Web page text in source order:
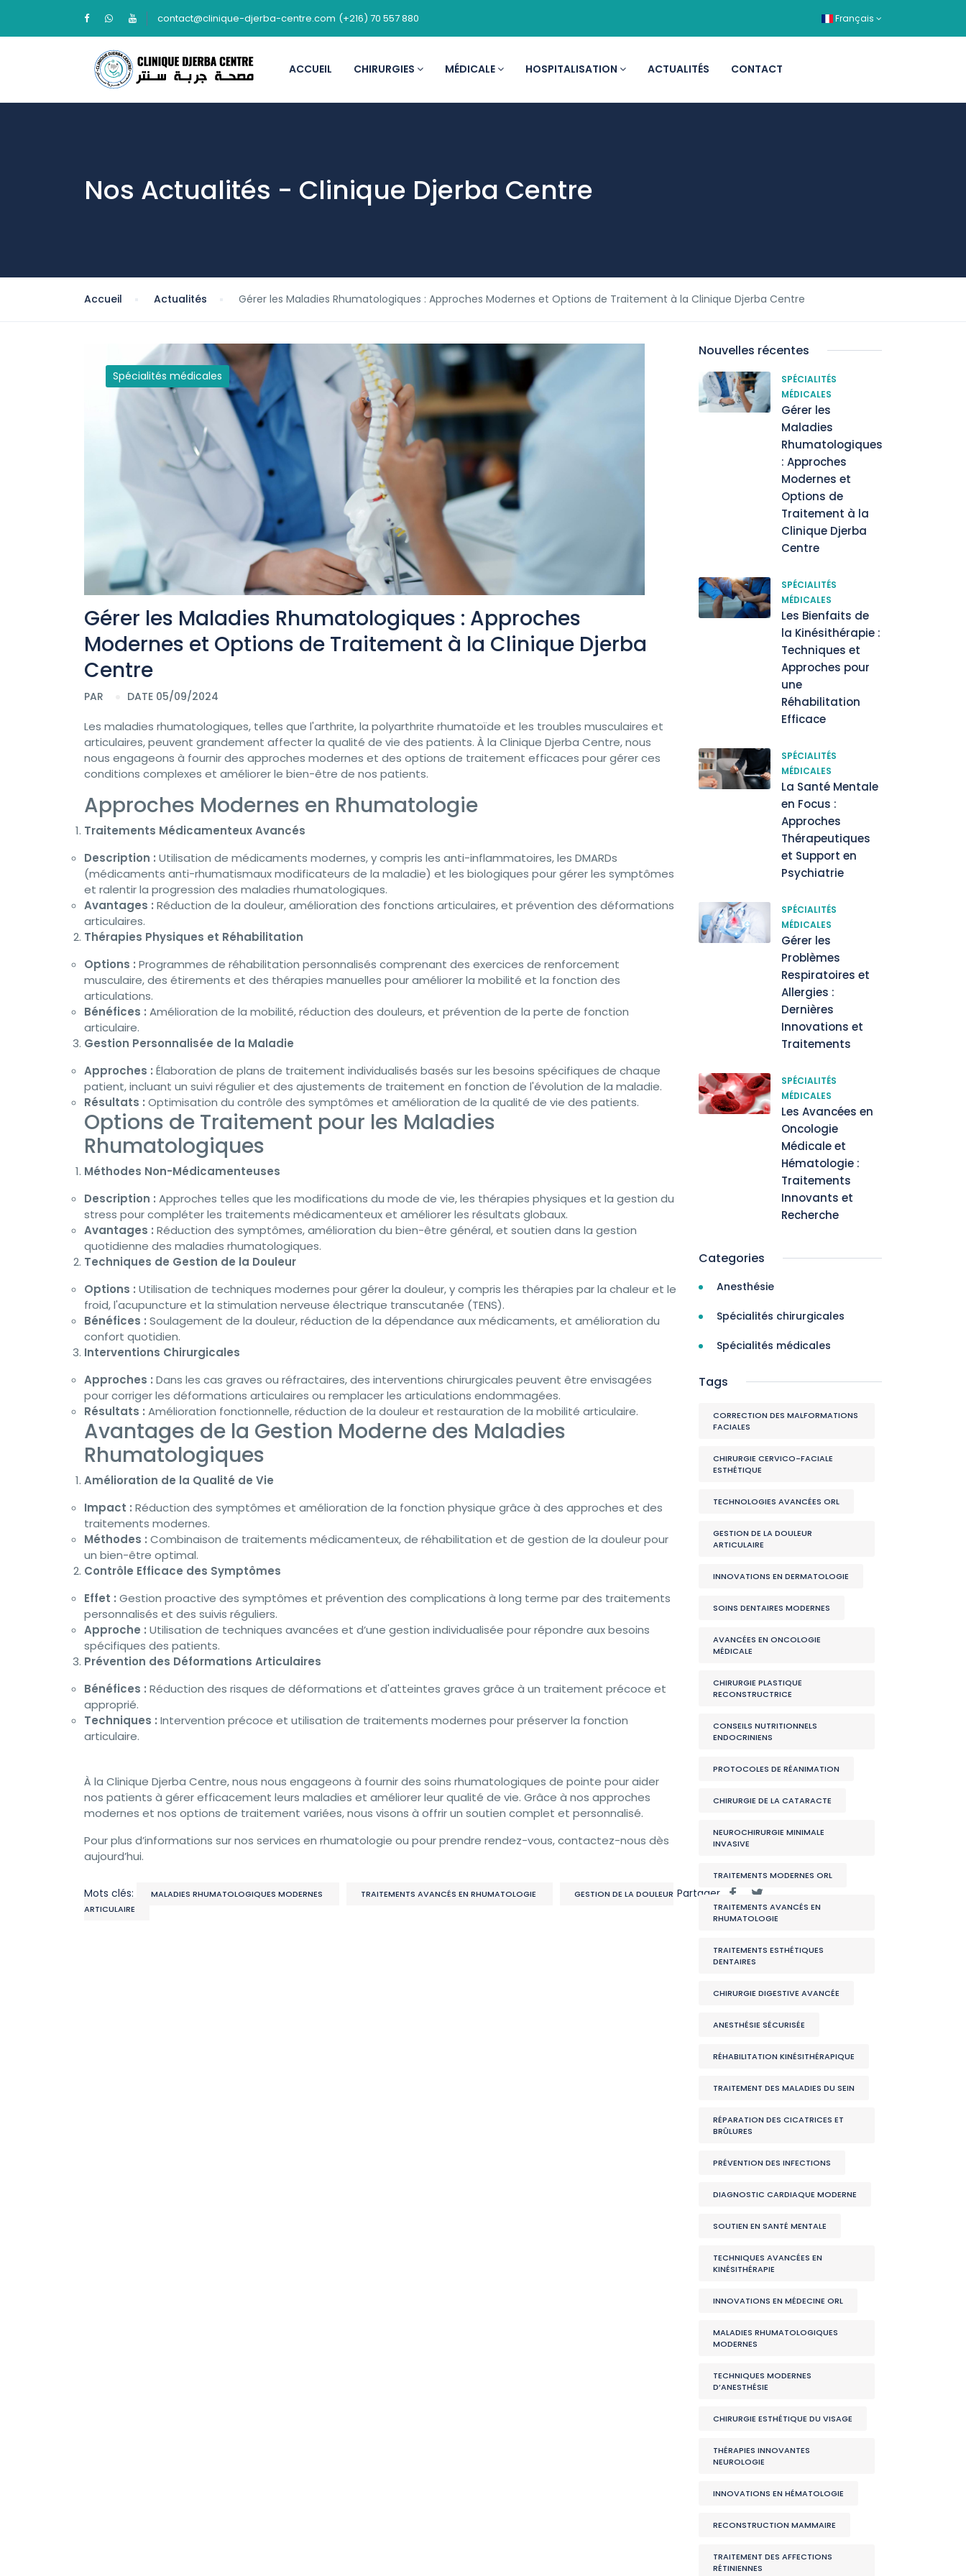
contact@clinique-djerba-centre.com (+216) 70 557 880 Français
ACCUEIL CHIRURGIES MÉDICALE HOSPITALISATION ACTUALITÉS CONTACT
Nos Actualités - Clinique Djerba Centre
Accueil Actualités Gérer les Maladies Rhumatologiques : Approches Modernes et Options de Traitement à la Clinique Djerba Centre
Spécialités médicales
Gérer les Maladies Rhumatologiques : Approches
Modernes et Options de Traitement à la Clinique Djerba
Centre
PAR DATE 05/09/2024
Les maladies rhumatologiques, telles que l'arthrite, la polyarthrite rhumatoïde et les troubles musculaires et
articulaires, peuvent grandement affecter la qualité de vie des patients. À la Clinique Djerba Centre, nous
nous engageons à fournir des approches modernes et des options de traitement efficaces pour gérer ces
conditions complexes et améliorer le bien-être de nos patients.
Approches Modernes en Rhumatologie
Traitements Médicamenteux Avancés
Description : Utilisation de médicaments modernes, y compris les anti-inflammatoires, les DMARDs
(médicaments anti-rhumatismaux modificateurs de la maladie) et les biologiques pour gérer les symptômes
et ralentir la progression des maladies rhumatologiques.
Avantages : Réduction de la douleur, amélioration des fonctions articulaires, et prévention des déformations
articulaires.
Thérapies Physiques et Réhabilitation
Options : Programmes de réhabilitation personnalisés comprenant des exercices de renforcement
musculaire, des étirements et des thérapies manuelles pour améliorer la mobilité et la fonction des
articulations.
Bénéfices : Amélioration de la mobilité, réduction des douleurs, et prévention de la perte de fonction
articulaire.
Gestion Personnalisée de la Maladie
Approches : Élaboration de plans de traitement individualisés basés sur les besoins spécifiques de chaque
patient, incluant un suivi régulier et des ajustements de traitement en fonction de l'évolution de la maladie.
Résultats : Optimisation du contrôle des symptômes et amélioration de la qualité de vie des patients.
Options de Traitement pour les Maladies
Rhumatologiques
Méthodes Non-Médicamenteuses
Description : Approches telles que les modifications du mode de vie, les thérapies physiques et la gestion du
stress pour compléter les traitements médicamenteux et améliorer les résultats globaux.
Avantages : Réduction des symptômes, amélioration du bien-être général, et soutien dans la gestion
quotidienne des maladies rhumatologiques.
Techniques de Gestion de la Douleur
Options : Utilisation de techniques modernes pour gérer la douleur, y compris les thérapies par la chaleur et le
froid, l'acupuncture et la stimulation nerveuse électrique transcutanée (TENS).
Bénéfices : Soulagement de la douleur, réduction de la dépendance aux médicaments, et amélioration du
confort quotidien.
Interventions Chirurgicales
Approches : Dans les cas graves ou réfractaires, des interventions chirurgicales peuvent être envisagées
pour corriger les déformations articulaires ou remplacer les articulations endommagées.
Résultats : Amélioration fonctionnelle, réduction de la douleur et restauration de la mobilité articulaire.
Avantages de la Gestion Moderne des Maladies
Rhumatologiques
Amélioration de la Qualité de Vie
Impact : Réduction des symptômes et amélioration de la fonction physique grâce à des approches et des
traitements modernes.
Méthodes : Combinaison de traitements médicamenteux, de réhabilitation et de gestion de la douleur pour
un bien-être optimal.
Contrôle Efficace des Symptômes
Effet : Gestion proactive des symptômes et prévention des complications à long terme par des traitements
personnalisés et des suivis réguliers.
Approche : Utilisation de techniques avancées et d’une gestion individualisée pour répondre aux besoins
spécifiques des patients.
Prévention des Déformations Articulaires
Bénéfices : Réduction des risques de déformations et d'atteintes graves grâce à un traitement précoce et
approprié.
Techniques : Intervention précoce et utilisation de traitements modernes pour préserver la fonction
articulaire.
À la Clinique Djerba Centre, nous nous engageons à fournir des soins rhumatologiques de pointe pour aider
nos patients à gérer efficacement leurs maladies et améliorer leur qualité de vie. Grâce à nos approches
modernes et nos options de traitement variées, nous visons à offrir un soutien complet et personnalisé.
Pour plus d’informations sur nos services en rhumatologie ou pour prendre rendez-vous, contactez-nous dès
aujourd’hui.
Mots clés: MALADIES RHUMATOLOGIQUES MODERNES TRAITEMENTS AVANCÉS EN RHUMATOLOGIE
GESTION DE LA DOULEUR
ARTICULAIRE
Partager
Nouvelles récentes
SPÉCIALITÉS
MÉDICALES
Gérer les
Maladies
Rhumatologiques
: Approches
Modernes et
Options de
Traitement à la
Clinique Djerba
Centre
SPÉCIALITÉS
MÉDICALES
Les Bienfaits de
la Kinésithérapie :
Techniques et
Approches pour
une
Réhabilitation
Efficace
SPÉCIALITÉS
MÉDICALES
La Santé Mentale
en Focus :
Approches
Thérapeutiques
et Support en
Psychiatrie
SPÉCIALITÉS
MÉDICALES
Gérer les
Problèmes
Respiratoires et
Allergies :
Dernières
Innovations et
Traitements
SPÉCIALITÉS
MÉDICALES
Les Avancées en
Oncologie
Médicale et
Hématologie :
Traitements
Innovants et
Recherche
Categories
Anesthésie
Spécialités chirurgicales
Spécialités médicales
Tags
CORRECTION DES MALFORMATIONS
FACIALES
CHIRURGIE CERVICO-FACIALE
ESTHÉTIQUE
TECHNOLOGIES AVANCÉES ORL
GESTION DE LA DOULEUR
ARTICULAIRE
INNOVATIONS EN DERMATOLOGIE
SOINS DENTAIRES MODERNES
AVANCÉES EN ONCOLOGIE
MÉDICALE
CHIRURGIE PLASTIQUE
RECONSTRUCTRICE
CONSEILS NUTRITIONNELS
ENDOCRINIENS
PROTOCOLES DE RÉANIMATION
CHIRURGIE DE LA CATARACTE
NEUROCHIRURGIE MINIMALE
INVASIVE
TRAITEMENTS MODERNES ORL
TRAITEMENTS AVANCÉS EN
RHUMATOLOGIE
TRAITEMENTS ESTHÉTIQUES
DENTAIRES
CHIRURGIE DIGESTIVE AVANCÉE
ANESTHÉSIE SÉCURISÉE
RÉHABILITATION KINÉSITHÉRAPIQUE
TRAITEMENT DES MALADIES DU SEIN
RÉPARATION DES CICATRICES ET
BRÛLURES
PRÉVENTION DES INFECTIONS
DIAGNOSTIC CARDIAQUE MODERNE
SOUTIEN EN SANTÉ MENTALE
TECHNIQUES AVANCÉES EN
KINÉSITHÉRAPIE
INNOVATIONS EN MÉDECINE ORL
MALADIES RHUMATOLOGIQUES
MODERNES
TECHNIQUES MODERNES
D’ANESTHÉSIE
CHIRURGIE ESTHÉTIQUE DU VISAGE
THÉRAPIES INNOVANTES
NEUROLOGIE
INNOVATIONS EN HÉMATOLOGIE
RECONSTRUCTION MAMMAIRE
TRAITEMENT DES AFFECTIONS
RÉTINIENNES